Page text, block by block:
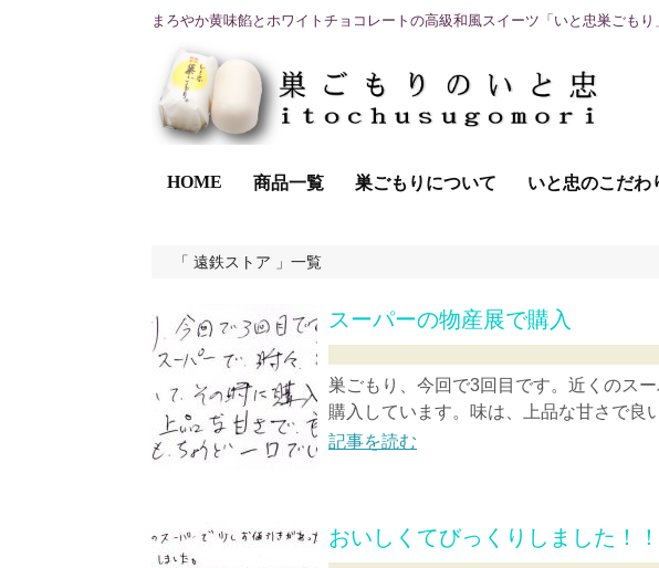
まろやか黄味餡とホワイトチョコレートの高級和風スイーツ「いと忠巣ごも
HOME 商品一覧 巣ごもりについて いと忠のこだわ
遠鉄ストア 一覧
スーパーの物産展で購入
巣ごもり、今回で3回目です。近くのス
購入しています。味は、上品な甘さで良
記事を読む
おいしくてびっくりしました！！